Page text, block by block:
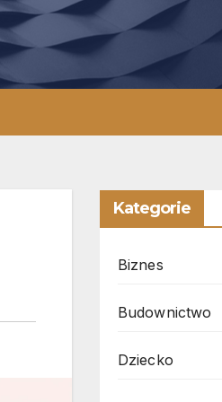
Kategorie
Biznes
Budownictwo
Dziecko